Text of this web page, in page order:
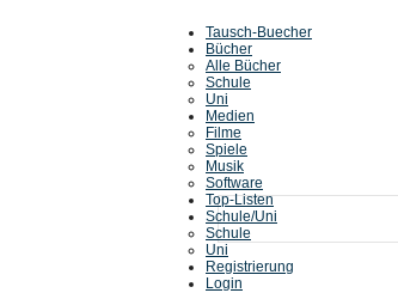
Tausch-Buecher
Bücher
Alle Bücher
Schule
Uni
Medien
Filme
Spiele
Musik
Software
Top-Listen
Schule/Uni
Schule
Uni
Registrierung
Login